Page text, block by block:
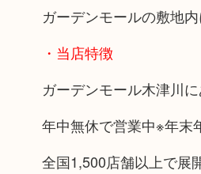
ガーデンモールの敷地
・当店特徴
ガーデンモール木津川
年中無休で営業中※年末
全国1,500店舗以上で展